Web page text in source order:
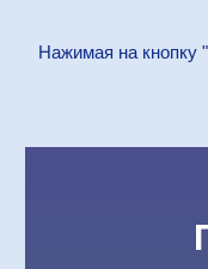
Нажимая на кнопку